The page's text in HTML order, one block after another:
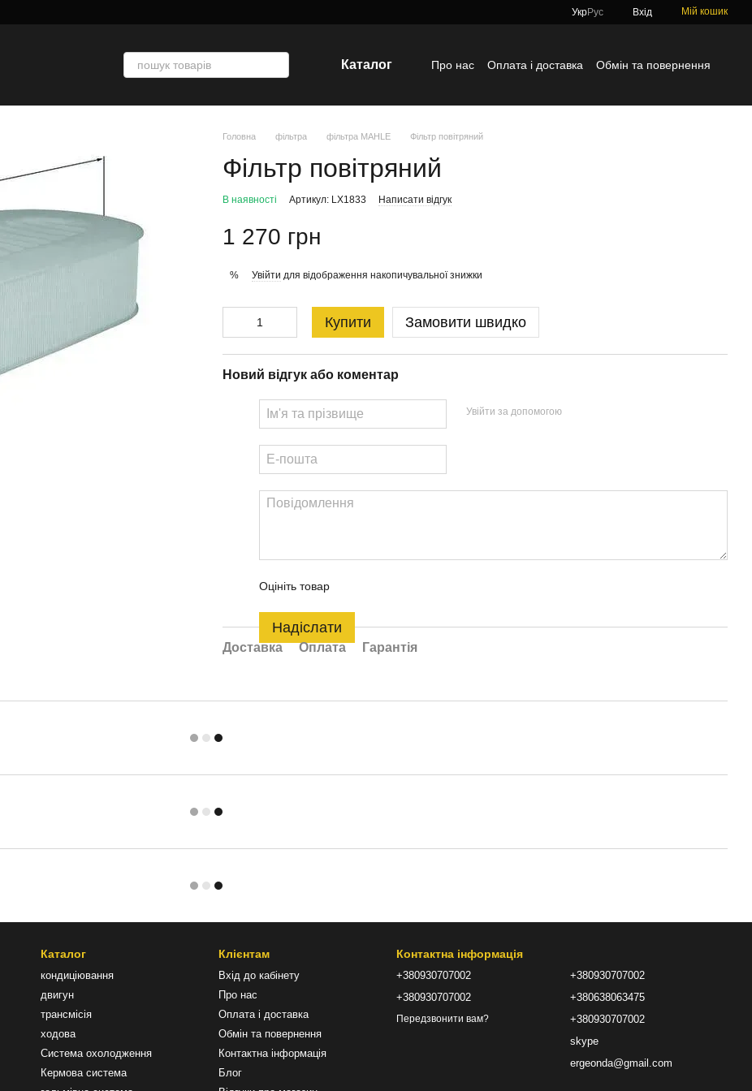
УкрРус Вхід Мій кошик
Каталог Про нас Оплата і доставка
Обмін та повернення
Головна фільтра фільтра MAHLE Фільтр повітряний
Фільтр повітряний
В наявності Артикул: LX1833 Написати відгук
1 270 грн
% Увійти для відображення накопичувальної знижки
Купити Замовити швидко
Новий відгук або коментар
Увійти за допомогою
Оцініть товар
Надіслати
Доставка Оплата Гарантія
Каталог
кондиціювання
двигун
трансмісія
ходова
Система охолодження
Кермова система
Клієнтам
Вхід до кабінету
Про нас
Оплата і доставка
Обмін та повернення
Контактна інформація
Блог
Контактна інформація
+380930707002
+380930707002
Передзвонити вам?
+380930707002
+380638063475
+380930707002
skype
ergeonda@gmail.com